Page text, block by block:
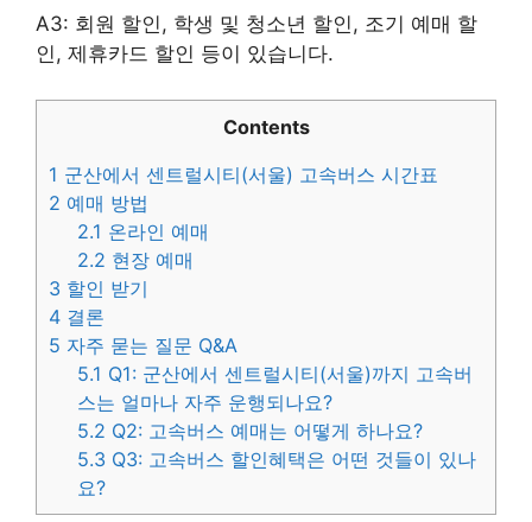
A3: 회원 할인, 학생 및 청소년 할인, 조기 예매 할
인, 제휴카드 할인 등이 있습니다.
Contents
1 군산에서 센트럴시티(서울) 고속버스 시간표
2 예매 방법
2.1 온라인 예매
2.2 현장 예매
3 할인 받기
4 결론
5 자주 묻는 질문 Q&A
5.1 Q1: 군산에서 센트럴시티(서울)까지 고속버
스는 얼마나 자주 운행되나요?
5.2 Q2: 고속버스 예매는 어떻게 하나요?
5.3 Q3: 고속버스 할인혜택은 어떤 것들이 있나
요?